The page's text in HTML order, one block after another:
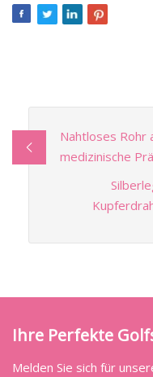
Nahtloses Rohr
medizinische
Ihre Perfekte
Melden Sie sich für